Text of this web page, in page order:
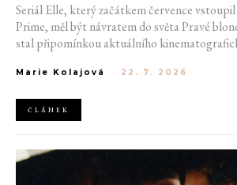
Seriál Elle, který začátkem července
Prime, měl být návratem do světa Pravé
stal připomínkou aktuálního
Prequely, sequely, spin-offy i rebooty zaplnily
vzácností. Proč se filmový průmysl tak moc
A můžeme si za to sami?
Marie Kolajová - 22. 7. 2026
ČLÁNEK